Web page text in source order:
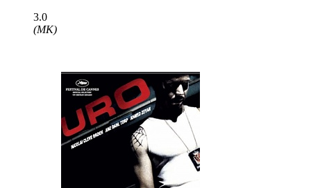
3.0
(MK)